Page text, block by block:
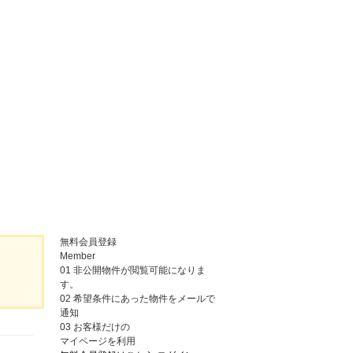
無料会員登録
Member
01 非公開物件が閲覧可能になりま
す。
02 希望条件にあった物件をメールで
通知
03 お客様だけの
マイページを利用